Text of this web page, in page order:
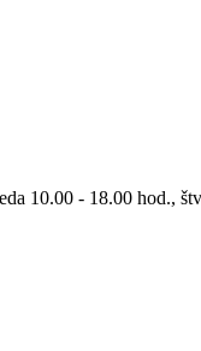
10.00 - 18.00 hod.,